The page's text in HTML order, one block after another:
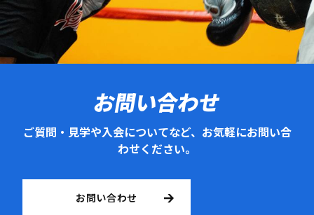
お問い合わせ
ご質問・見学や入会についてなど、お気軽にお問い合
わせください。
お問い合わせ